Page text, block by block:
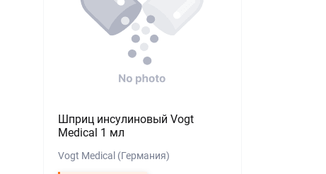
Шприц инсулиновый Vogt
Medical 1 мл
Vogt Medical (Германия)